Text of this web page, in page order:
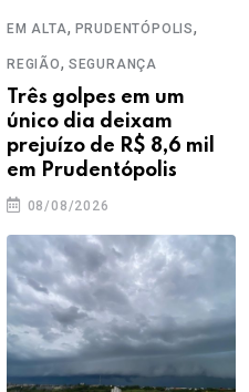
EM ALTA, PRUDENTÓPOLIS,
REGIÃO, SEGURANÇA
Três golpes em um
único dia deixam
prejuízo de R$ 8,6 mil
em Prudentópolis
08/08/2026